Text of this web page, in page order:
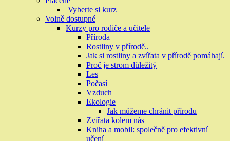
Vyberte si kurz
Volně dostupné
Kurzy pro rodiče a učitele
Příroda
Rostliny v přírodě..
Jak si rostliny a zvířata v přírodě pomáhají.
Proč je strom důležitý
Les
Počasí
Vzduch
Ekologie
Jak můžeme chránit přírodu
Zvířata kolem nás
Kniha a mobil: společně pro efektivní
učení